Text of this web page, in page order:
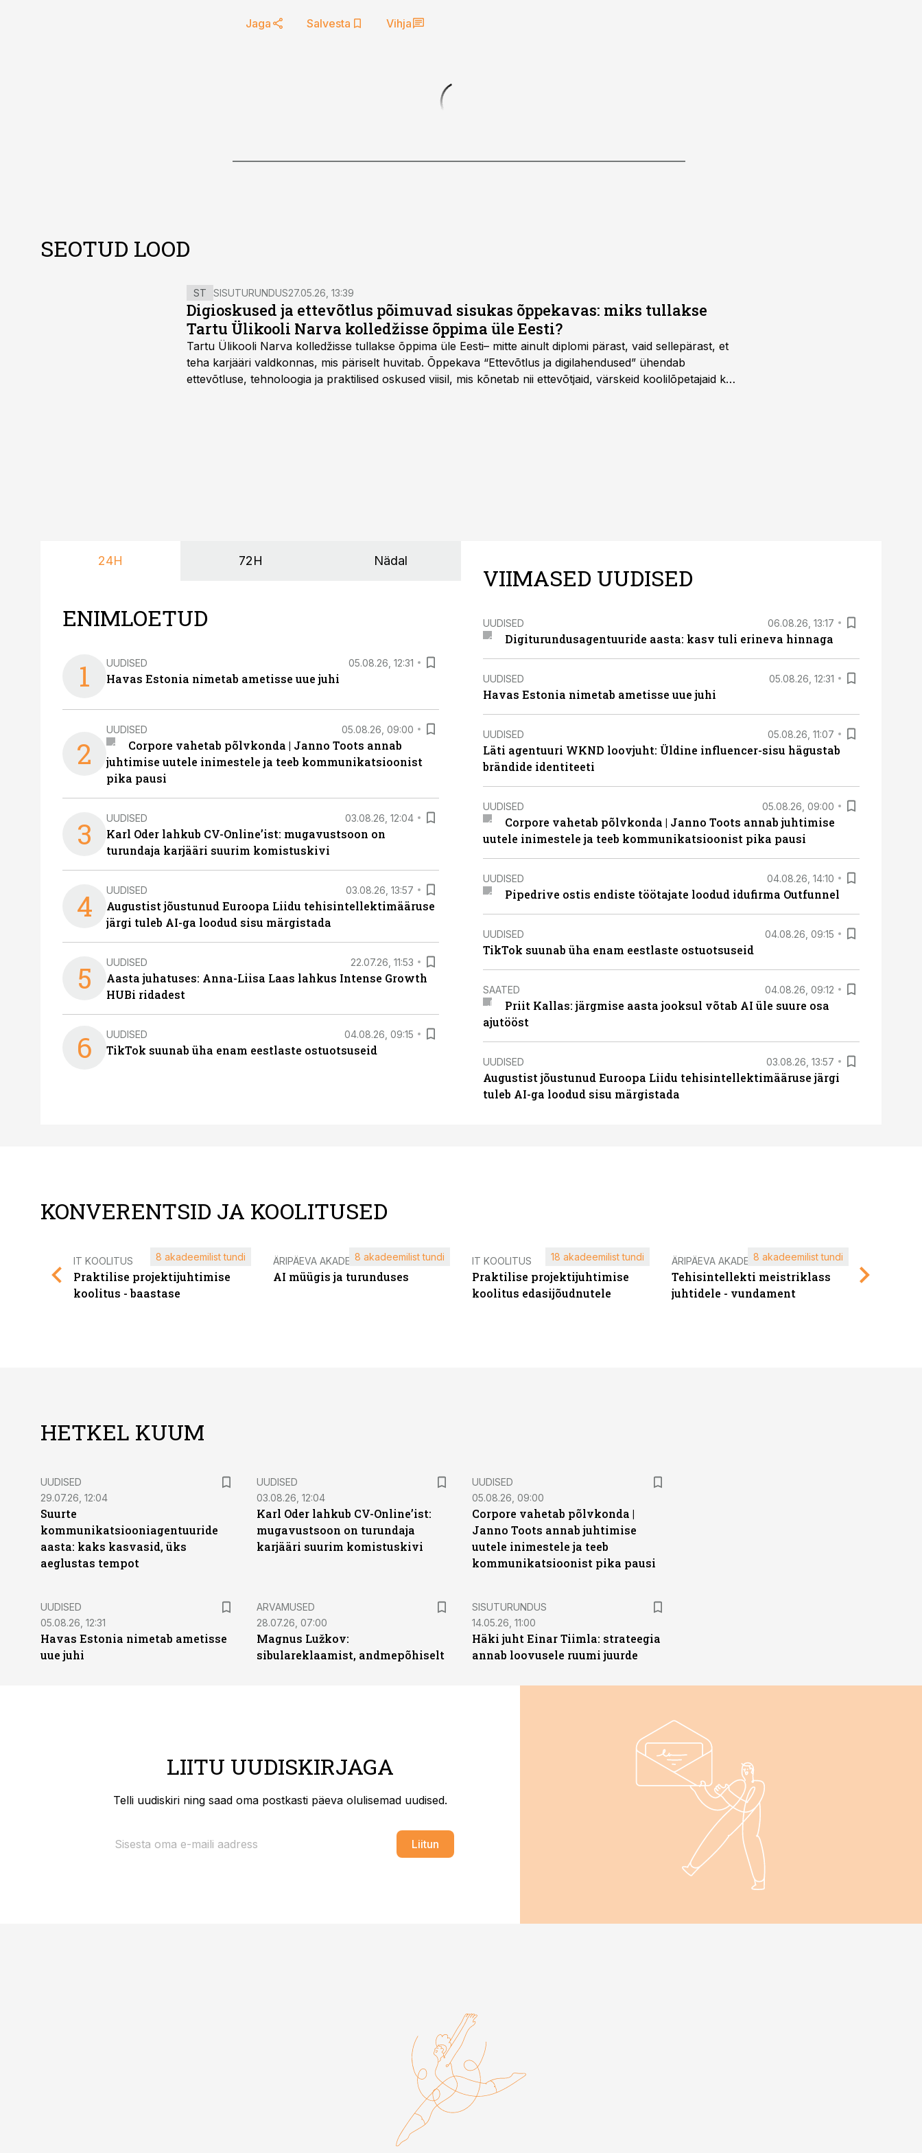
Jaga Salvesta Vihja
SEOTUD LOOD
ST SISUTURUNDUS27.05.26, 13:39
Digioskused ja ettevõtlus põimuvad sisukas õppekavas: miks tullakse
Tartu Ülikooli Narva kolledžisse õppima üle Eesti?
Tartu Ülikooli Narva kolledžisse tullakse õppima üle Eesti– mitte ainult diplomi pärast, vaid sellepärast, et
teha karjääri valdkonnas, mis päriselt huvitab. Õppekava “Ettevõtlus ja digilahendused” ühendab
ettevõtluse, tehnoloogia ja praktilised oskused viisil, mis kõnetab nii ettevõtjaid, värskeid koolilõpetajaid kui
24H 72H Nädal
ENIMLOETUD
1 UUDISED 05.08.26, 12:31
Havas Estonia nimetab ametisse uue juhi
2
UUDISED 05.08.26, 09:00
Corpore vahetab põlvkonda | Janno Toots annab
juhtimise uutele inimestele ja teeb kommunikatsioonist
pika pausi
3 UUDISED 03.08.26, 12:04
Karl Oder lahkub CV-Online’ist: mugavustsoon on
turundaja karjääri suurim komistuskivi
4 UUDISED 03.08.26, 13:57
Augustist jõustunud Euroopa Liidu tehisintellektimääruse
järgi tuleb AI-ga loodud sisu märgistada
5 UUDISED 22.07.26, 11:53
Aasta juhatuses: Anna-Liisa Laas lahkus Intense Growth
HUBi ridadest
6 UUDISED 04.08.26, 09:15
TikTok suunab üha enam eestlaste ostuotsuseid
VIIMASED UUDISED
UUDISED 06.08.26, 13:17
Digiturundusagentuuride aasta: kasv tuli erineva hinnaga
UUDISED 05.08.26, 12:31
Havas Estonia nimetab ametisse uue juhi
UUDISED 05.08.26, 11:07
Läti agentuuri WKND loovjuht: Üldine influencer-sisu hägustab
brändide identiteeti
UUDISED 05.08.26, 09:00
Corpore vahetab põlvkonda | Janno Toots annab juhtimise
uutele inimestele ja teeb kommunikatsioonist pika pausi
UUDISED 04.08.26, 14:10
Pipedrive ostis endiste töötajate loodud idufirma Outfunnel
UUDISED 04.08.26, 09:15
TikTok suunab üha enam eestlaste ostuotsuseid
SAATED 04.08.26, 09:12
Priit Kallas: järgmise aasta jooksul võtab AI üle suure osa
ajutööst
UUDISED 03.08.26, 13:57
Augustist jõustunud Euroopa Liidu tehisintellektimääruse järgi
tuleb AI-ga loodud sisu märgistada
KONVERENTSID JA KOOLITUSED
IT KOOLITUS
Praktilise projektijuhtimise
koolitus - baastase
8 akadeemilist tundi ÄRIPÄEVA AKADEEMIA
AI müügis ja turunduses
8 akadeemilist tundi IT KOOLITUS
Praktilise projektijuhtimise
koolitus edasijõudnutele
18 akadeemilist tundi ÄRIPÄEVA AKADEEMIA
Tehisintellekti meistriklass
juhtidele - vundament
8 akadeemilist tundi
HETKEL KUUM
UUDISED
29.07.26, 12:04
Suurte
kommunikatsiooniagentuuride
aasta: kaks kasvasid, üks
aeglustas tempot
UUDISED
03.08.26, 12:04
Karl Oder lahkub CV-Online’ist:
mugavustsoon on turundaja
karjääri suurim komistuskivi
UUDISED
05.08.26, 09:00
Corpore vahetab põlvkonda |
Janno Toots annab juhtimise
uutele inimestele ja teeb
kommunikatsioonist pika pausi
UUDISED
05.08.26, 12:31
Havas Estonia nimetab ametisse
uue juhi
ARVAMUSED
28.07.26, 07:00
Magnus Lužkov:
sibulareklaamist, andmepõhiselt
ST
SISUTURUNDUS
14.05.26, 11:00
Häki juht Einar Tiimla: strateegia
annab loovusele ruumi juurde
LIITU UUDISKIRJAGA
Telli uudiskiri ning saad oma postkasti päeva olulisemad uudised.
Liitun